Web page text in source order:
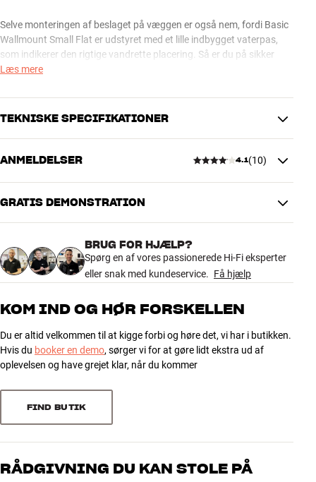
Selve monteringen af beslaget på væggen er også nem, fordi Basic
Wallmount Small Flat er udstyret med et lille indbygget vaterpas,
som indikerer den rigtige vandrette placering. Så er du på sikker
grund, inden du begynder at bore huller i væggen. Efter endelig
kabeltilslutningerne (serviceindstilling).
Læs mere
TEKNISKE SPECIFIKATIONER
PRODUKTDATA
Min. TV størrelse
37"
Maks. TV størrelse
VESA kompatibel
200x400, 400x100 , 400x200,
400x300, 400x400
Min. afstand til væg
12 mm
YDELSE
Maks. belastning
35 kg
Indbygget vaterpas
Ja
Vægt emballage (kg)
0,95
ANMELDELSER 4.1(10)
4.1
10 anmeldelser
3 1
2
Sorter efter
GRATIS DEMONSTRATION
BRUG FOR HJÆLP?
Spørg en af vores passionerede Hi-Fi eksperter
eller snak med kundeservice. Få hjælp
KOM IND OG HØR FORSKELLEN
Du er altid velkommen til at kigge forbi og høre det, vi har i butikken.
Hvis du booker en demo, sørger vi for at gøre lidt ekstra ud af
oplevelsen og have grejet klar, når du kommer
FIND BUTIK
RÅDGIVNING DU KAN STOLE PÅ